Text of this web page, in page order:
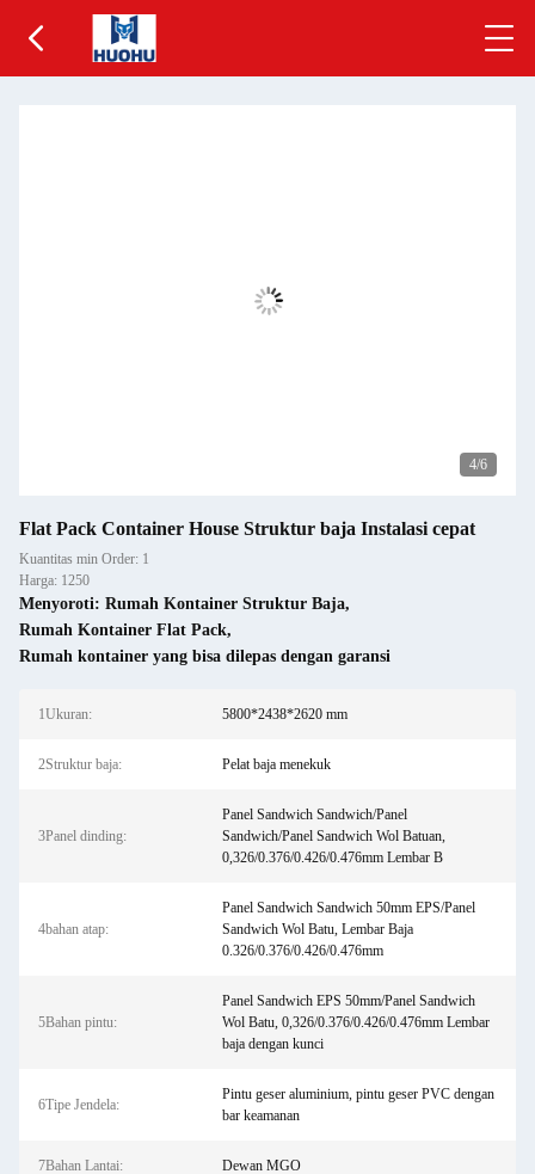
5/6
Flat Pack Container House Struktur baja Instalasi cepat
Kuantitas min Order: 1
Harga: 1250
Menyoroti: Rumah Kontainer Struktur Baja,
Rumah Kontainer Flat Pack,
Rumah kontainer yang bisa dilepas dengan garansi
1Ukuran: 5800*2438*2620 mm
2Struktur baja: Pelat baja menekuk
3Panel dinding:
Panel Sandwich Sandwich/Panel
Sandwich/Panel Sandwich Wol Batuan,
0,326/0.376/0.426/0.476mm Lembar B
4bahan atap:
Panel Sandwich Sandwich 50mm EPS/Panel
Sandwich Wol Batu, Lembar Baja
0.326/0.376/0.426/0.476mm
5Bahan pintu:
Panel Sandwich EPS 50mm/Panel Sandwich
Wol Batu, 0,326/0.376/0.426/0.476mm Lembar
baja dengan kunci
6Tipe Jendela:
Pintu geser aluminium, pintu geser PVC dengan
bar keamanan
7Bahan Lantai: Dewan MGO